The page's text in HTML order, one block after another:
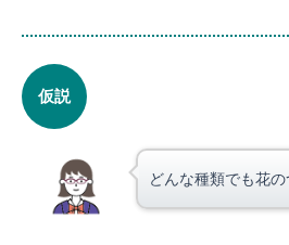
仮説
どんな種類でも花